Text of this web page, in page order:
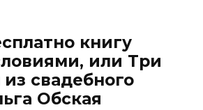
книгу
или Три
свадебного
Обская